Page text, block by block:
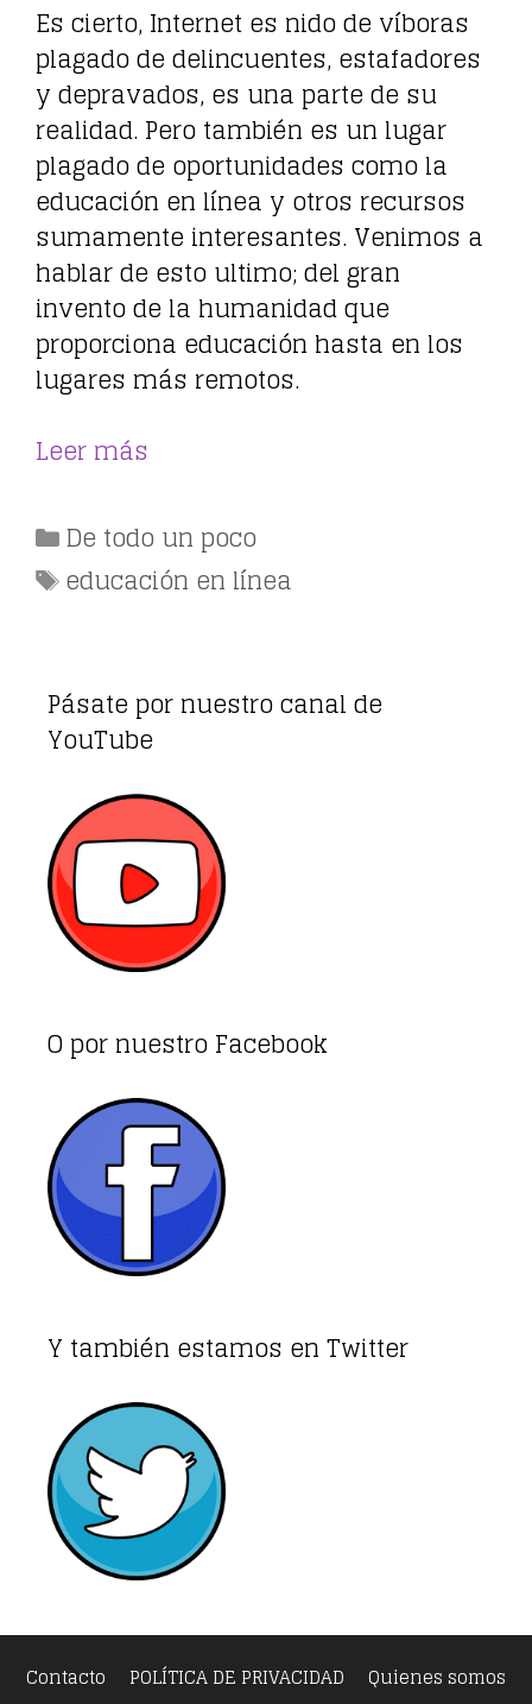
Es cierto, Internet es nido de víboras
plagado de delincuentes, estafadores
y depravados, es una parte de su
realidad. Pero también es un lugar
plagado de oportunidades como la
educación en línea y otros recursos
sumamente interesantes. Venimos a
hablar de esto ultimo; del gran
invento de la humanidad que
proporciona educación hasta en los
lugares más remotos.
Leer más
Categorías
De todo un poco
Etiquetas
educación en línea
Pásate por nuestro canal de
YouTube
O por nuestro Facebook
Y también estamos en Twitter
Contacto POLÍTICA DE PRIVACIDAD Quienes somos